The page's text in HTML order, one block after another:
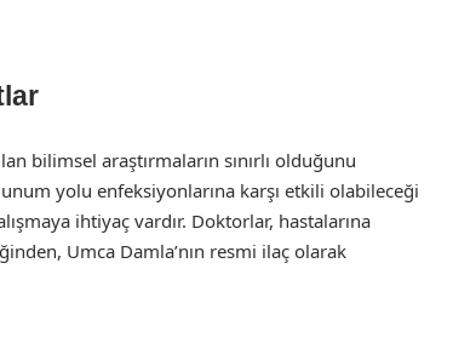
bilimsel araştırmaların sınırlı olduğunu
yolu enfeksiyonlarına karşı etkili olabileceği
ihtiyaç vardır. Doktorlar, hastalarına
Umca Damla’nın resmi ilaç olarak